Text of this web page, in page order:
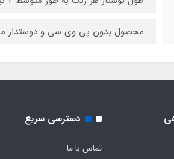
محصول بدون پی وی سی و دوستدار
دسترسی سریع
تماس با ما